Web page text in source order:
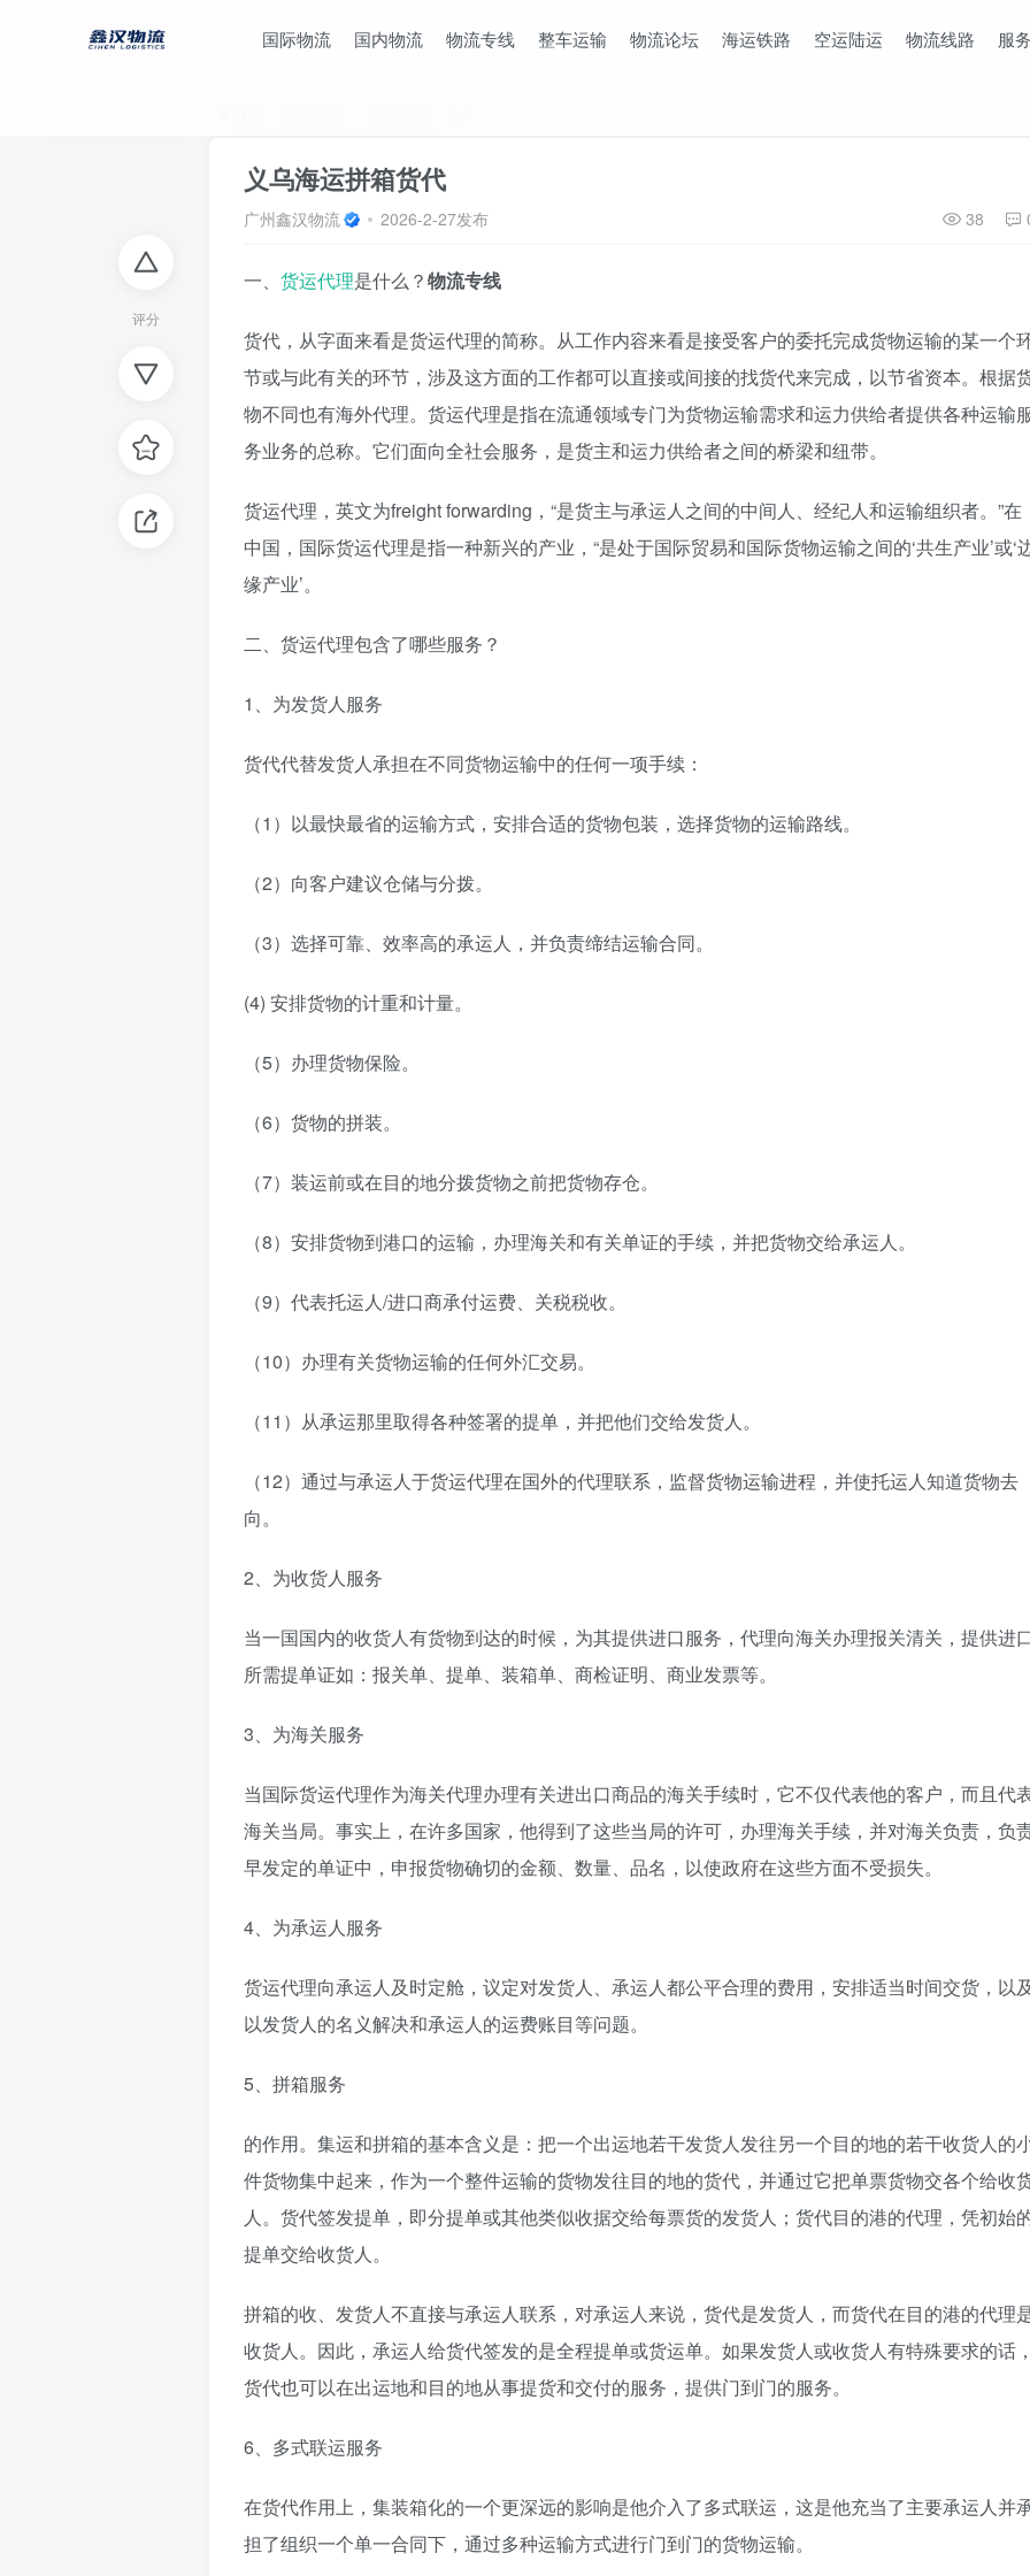
国际物流 国内物流 物流专线 整车运输 物流论坛 海运铁路 空运陆运 物流线路 服
评分
义乌海运拼箱货代
广州鑫汉物流 2026-2-27发布 38
一、 货运代理是什么？物流专线
货代，从字面来看是货运代理的简称。从工作内容来看是接受客户的委托完成货物运输的某一个
节或与此有关的环节，涉及这方面的工作都可以直接或间接的找货代来完成，以节省资本。根据
物不同也有海外代理。货运代理是指在流通领域专门为货物运输需求和运力供给者提供各种运输
务业务的总称。它们面向全社会服务，是货主和运力供给者之间的桥梁和纽带。
货运代理，英文为freight forwarding，“是货主与承运人之间的中间人、经纪人和运输组织者。”在
中国，国际货运代理是指一种新兴的产业，“是处于国际贸易和国际货物运输之间的‘共生产业’或‘
缘产业’。
二、货运代理包含了哪些服务？
1、为发货人服务
货代代替发货人承担在不同货物运输中的任何一项手续：
（1）以最快最省的运输方式，安排合适的货物包装，选择货物的运输路线。
（2）向客户建议仓储与分拨。
（3）选择可靠、效率高的承运人，并负责缔结运输合同。
(4) 安排货物的计重和计量。
（5）办理货物保险。
（6）货物的拼装。
（7）装运前或在目的地分拨货物之前把货物存仓。
（8）安排货物到港口的运输，办理海关和有关单证的手续，并把货物交给承运人。
（9）代表托运人/进口商承付运费、关税税收。
（10）办理有关货物运输的任何外汇交易。
（11）从承运那里取得各种签署的提单，并把他们交给发货人。
（12）通过与承运人于货运代理在国外的代理联系，监督货物运输进程，并使托运人知道货物去
向。
2、为收货人服务
当一国国内的收货人有货物到达的时候，为其提供进口服务，代理向海关办理报关清关，提供进
所需提单证如：报关单、提单、装箱单、商检证明、商业发票等。
3、为海关服务
当国际货运代理作为海关代理办理有关进出口商品的海关手续时，它不仅代表他的客户，而且代
海关当局。事实上，在许多国家，他得到了这些当局的许可，办理海关手续，并对海关负责，负
早发定的单证中，申报货物确切的金额、数量、品名，以使政府在这些方面不受损失。
4、为承运人服务
货运代理向承运人及时定舱，议定对发货人、承运人都公平合理的费用，安排适当时间交货，以
以发货人的名义解决和承运人的运费账目等问题。
5、拼箱服务
的作用。集运和拼箱的基本含义是：把一个出运地若干发货人发往另一个目的地的若干收货人的
件货物集中起来，作为一个整件运输的货物发往目的地的货代，并通过它把单票货物交各个给收
人。货代签发提单，即分提单或其他类似收据交给每票货的发货人；货代目的港的代理，凭初始
提单交给收货人。
拼箱的收、发货人不直接与承运人联系，对承运人来说，货代是发货人，而货代在目的港的代理
收货人。因此，承运人给货代签发的是全程提单或货运单。如果发货人或收货人有特殊要求的话
货代也可以在出运地和目的地从事提货和交付的服务，提供门到门的服务。
6、多式联运服务
在货代作用上，集装箱化的一个更深远的影响是他介入了多式联运，这是他充当了主要承运人并
担了组织一个单一合同下，通过多种运输方式进行门到门的货物运输。